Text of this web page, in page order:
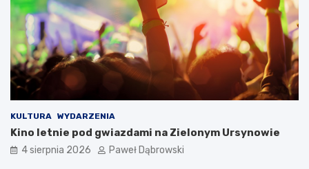
m
d
a
d
z
e
c
i
m
KULTURA WYDARZENIA
Kino letnie pod gwiazdami na Zielonym Ursynowie
4 sierpnia 2026 Paweł Dąbrowski